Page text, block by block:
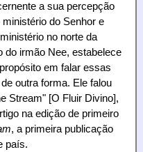
a sua percepção
do Senhor e
no norte da
do irmão Nee, estabelece
em falar essas
outra forma. Ele falou
Stream" [O Fluir Divino],
na edição de primeiro
, a primeira publicação
país.